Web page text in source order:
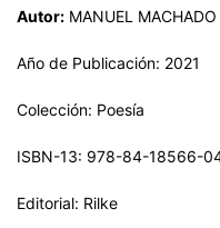
Autor: MANUEL MACHADO
Año de Publicación: 2021
Colección: Poesía
ISBN-13: 978-84-18566-
Editorial: Rilke